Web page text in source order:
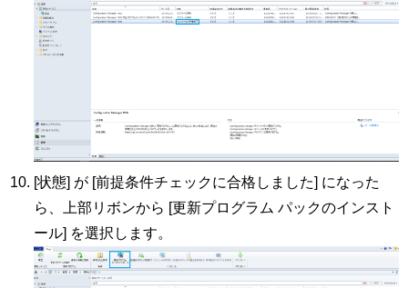
[状態] が [前提条件チェックに合格しました] になった
ら、上部リボンから [更新プログラム パックのインスト
ール] を選択します。